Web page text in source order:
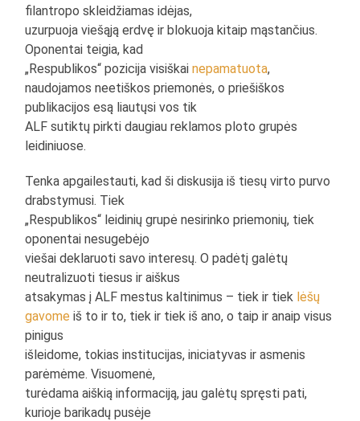
filantropo skleidžiamas idėjas,
uzurpuoja viešąją erdvę ir blokuoja kitaip mąstančius.
Oponentai teigia, kad
„Respublikos“ pozicija visiškainepamatuota,
naudojamos neetiškos priemonės, o priešiškos
publikacijos esą liautųsi vos tik
ALF sutiktų pirkti daugiau reklamos ploto grupės
leidiniuose.
Tenka apgailestauti, kad ši diskusija iš tiesų virto purvo
drabstymusi. Tiek
„Respublikos“ leidinių grupė nesirinko priemonių, tiek
oponentai nesugebėjo
viešai deklaruoti savo interesų. O padėtį galėtų
neutralizuoti tiesus ir aiškus
atsakymas į ALF mestus kaltinimus – tiek ir tiek lėšų
gavome iš to ir to, tiek ir tiek iš ano, o taip ir anaip visus
pinigus
išleidome, tokias institucijas, iniciatyvas ir asmenis
parėmėme. Visuomenė,
turėdama aiškią informaciją, jau galėtų spręsti pati,
kurioje barikadų pusėje